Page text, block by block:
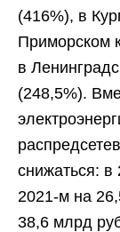
(416%), в
Приморском
в
(248,5%).
снижаться: в
2021-м на
38,6 млрд